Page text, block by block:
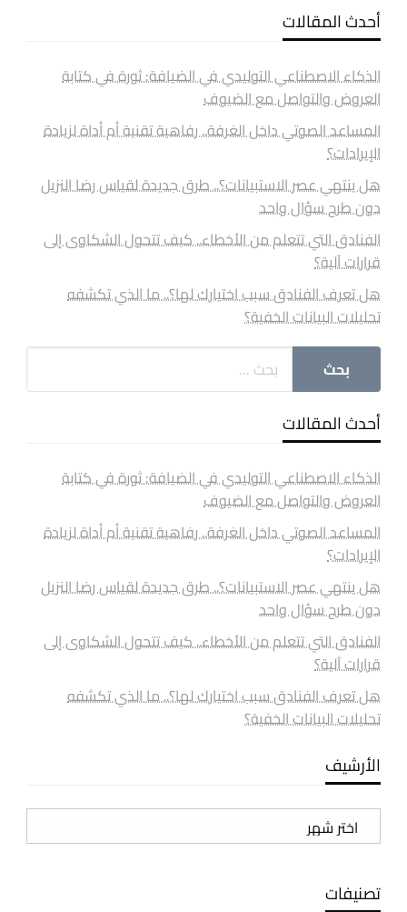
أحدث المقالات
الذكاء الاصطناعي التوليدي في الضيافة: ثورة في كتابة
العروض والتواصل مع الضيوف
المساعد الصوتي داخل الغرفة.. رفاهية تقنية أم أداة لزيادة
الإيرادات؟
هل ينتهي عصر الاستبيانات؟.. طرق جديدة لقياس رضا النزيل
دون طرح سؤال واحد
الفنادق التي تتعلم من الأخطاء.. كيف تتحول الشكاوى إلى
قرارات آلية؟
هل تعرف الفنادق سبب اختيارك لها؟.. ما الذي تكشفه
تحليلات البيانات الخفية؟
أحدث المقالات
الذكاء الاصطناعي التوليدي في الضيافة: ثورة في كتابة
العروض والتواصل مع الضيوف
المساعد الصوتي داخل الغرفة.. رفاهية تقنية أم أداة لزيادة
الإيرادات؟
هل ينتهي عصر الاستبيانات؟.. طرق جديدة لقياس رضا النزيل
دون طرح سؤال واحد
الفنادق التي تتعلم من الأخطاء.. كيف تتحول الشكاوى إلى
قرارات آلية؟
هل تعرف الفنادق سبب اختيارك لها؟.. ما الذي تكشفه
تحليلات البيانات الخفية؟
الأرشيف
الأرشيف
تصنيفات